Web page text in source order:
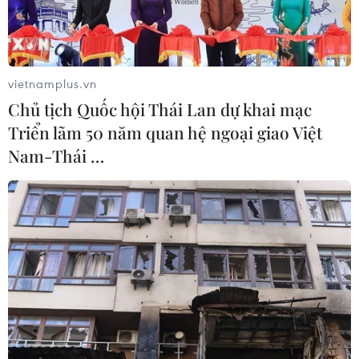
Hậu vệ Tấn Sinh (trái) và tiền vệ Trọng Hùng chấn thương. (Ảnh:
Hoàng Linh/TTXVN)
Trong buổi tập sáng 27/11, hai cầu thủ là Huỳnh
Tấn Sinh và Nguyễn Trọng Hùng bị đau nhẹ và
vietnamplus.vn
Chủ tịch Quốc hội Thái Lan dự khai mạc
Triển lãm 50 năm quan hệ ngoại giao Việt
Nam-Thái …